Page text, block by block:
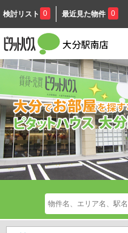
検討リスト 0 最近見た物件 0